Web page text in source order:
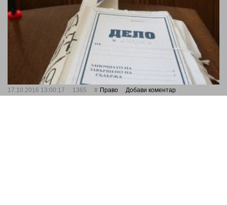
17.10.2016 13:00:17 1365 Право Добави коментар